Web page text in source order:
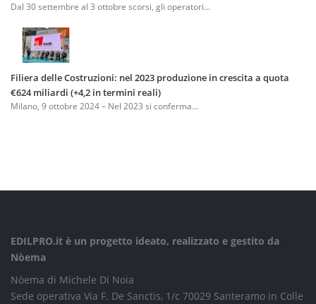
Dal 30 settembre al 3 ottobre scorsi, gli operatori...
Filiera delle Costruzioni: nel 2023 produzione in crescita a quota
€624 miliardi (+4,2 in termini reali)
Milano, 9 ottobre 2024 – Nel 2023 si conferma...
EDILPRO.it è un progetto ideato, realizzato e gestito da
Nòema
Nòema di Michele Di Noia
Sede operativa Via F. De Sanctis, 1/c 70029 Santeramo in Colle